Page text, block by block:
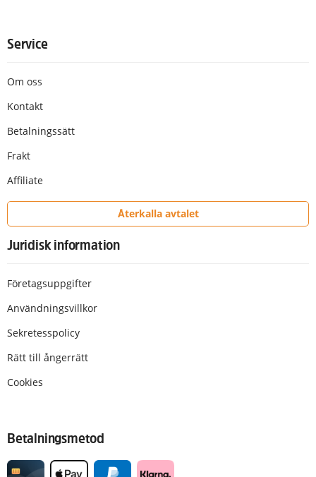
Service
Om oss
Kontakt
Betalningssätt
Frakt
Affiliate
Återkalla avtalet
Juridisk information
Företagsuppgifter
Användningsvillkor
Sekretesspolicy
Rätt till ångerrätt
Cookies
Betalningsmetod